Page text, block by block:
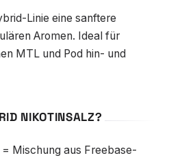
Linie eine sanftere
Aromen. Ideal für
MTL und Pod hin- und
NIKOTINSALZ?
= Mischung aus Freebase-